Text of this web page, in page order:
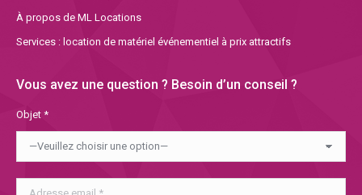
À propos de ML Locations
Services : location de matériel événementiel à prix attractifs
Vous avez une question ? Besoin d’un conseil ?
Objet *